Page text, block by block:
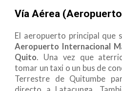
Vía Aérea
El aeropuerto principal que
Aeropuerto Internacional
Quito. Una vez que
tomar un taxi o un bus de
Terrestre de Quitumbe